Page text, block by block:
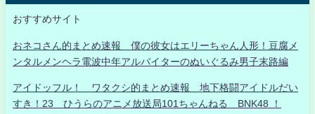
おすすめサイト
おネコさん的まとめ速報 僕の彼女はエリーちゃん人形！豆腐メ
ンタルメンヘラ電波中年アルバイターのぬいぐるみ男子末路編
アイドッフル！ ワタクシ的まとめ速報 地下格闘アイドルだい
すき！23 ひうらのアニメ放送局101ちゃんねる BNK48 ！